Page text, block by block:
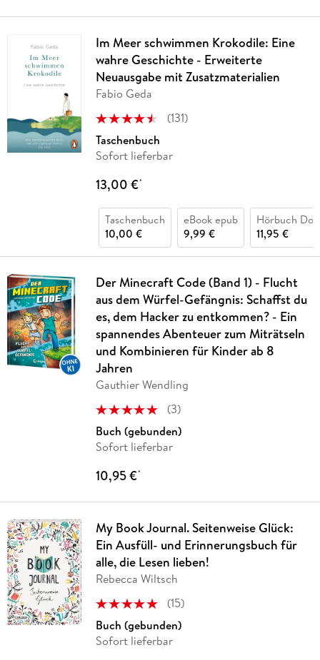
Im Meer schwimmen Krokodile: Eine
wahre Geschichte - Erweiterte
Neuausgabe mit Zusatzmaterialien
Fabio Geda
(131)
Taschenbuch
Sofort lieferbar
13,00 €*
Taschenbuch
10,00 €
eBook epub
9,99 €
Hörbuch
11,95 €
Der Minecraft Code (Band 1) - Flucht
aus dem Würfel-Gefängnis: Schaffst du
es, dem Hacker zu entkommen? - Ein
spannendes Abenteuer zum Miträtseln
und Kombinieren für Kinder ab 8
Jahren
Gauthier Wendling
(3)
Buch (gebunden)
Sofort lieferbar
10,95 €*
My Book Journal. Seitenweise Glück:
Ein Ausfüll- und Erinnerungsbuch für
alle, die Lesen lieben!
Rebecca Wiltsch
(15)
Buch (gebunden)
Sofort lieferbar